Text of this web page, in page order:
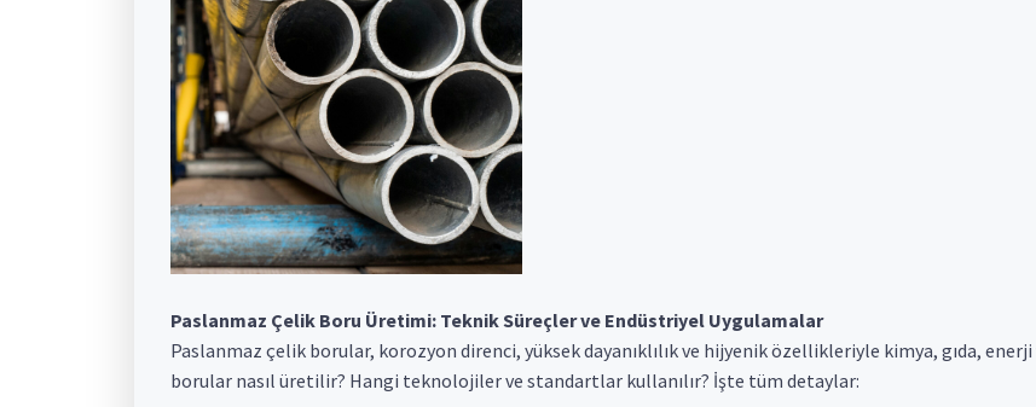
Paslanmaz Çelik Boru Üretimi: Teknik Süreçler ve Endüstriyel Uygulamalar
Paslanmaz çelik borular, korozyon direnci, yüksek dayanıklılık ve hijyenik özellikleriyle kimya, gıda,
borular nasıl üretilir? Hangi teknolojiler ve standartlar kullanılır? İşte tüm detaylar: